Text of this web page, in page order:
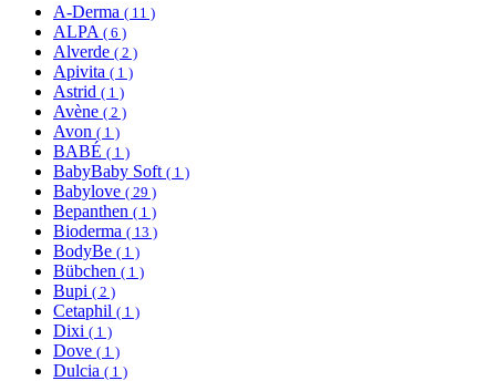
A-Derma ( 11 )
ALPA ( 6 )
Alverde ( 2 )
Apivita ( 1 )
Astrid ( 1 )
Avène ( 2 )
Avon ( 1 )
BABÉ ( 1 )
BabyBaby Soft ( 1 )
Babylove ( 29 )
Bepanthen ( 1 )
Bioderma ( 13 )
BodyBe ( 1 )
Bübchen ( 1 )
Bupi ( 2 )
Cetaphil ( 1 )
Dixi ( 1 )
Dove ( 1 )
Dulcia ( 1 )